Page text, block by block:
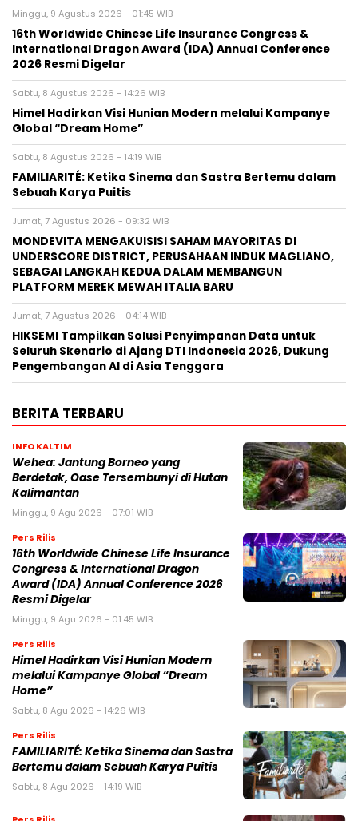
Minggu, 9 Agustus 2026 - 01:45 WIB
16th Worldwide Chinese Life Insurance Congress &
International Dragon Award (IDA) Annual Conference
2026 Resmi Digelar
Sabtu, 8 Agustus 2026 - 14:26 WIB
Himel Hadirkan Visi Hunian Modern melalui Kampanye
Global “Dream Home”
Sabtu, 8 Agustus 2026 - 14:19 WIB
FAMILIARITÉ: Ketika Sinema dan Sastra Bertemu dalam
Sebuah Karya Puitis
Jumat, 7 Agustus 2026 - 09:32 WIB
MONDEVITA MENGAKUISISI SAHAM MAYORITAS DI
UNDERSCORE DISTRICT, PERUSAHAAN INDUK MAGLIANO,
SEBAGAI LANGKAH KEDUA DALAM MEMBANGUN
PLATFORM MEREK MEWAH ITALIA BARU
Jumat, 7 Agustus 2026 - 04:14 WIB
HIKSEMI Tampilkan Solusi Penyimpanan Data untuk
Seluruh Skenario di Ajang DTI Indonesia 2026, Dukung
Pengembangan AI di Asia Tenggara
BERITA TERBARU
INFO KALTIM
Wehea: Jantung Borneo yang
Berdetak, Oase Tersembunyi di Hutan
Kalimantan
Minggu, 9 Agu 2026 - 07:01 WIB
Pers Rilis
16th Worldwide Chinese Life Insurance
Congress & International Dragon
Award (IDA) Annual Conference 2026
Resmi Digelar
Minggu, 9 Agu 2026 - 01:45 WIB
Pers Rilis
Himel Hadirkan Visi Hunian Modern
melalui Kampanye Global “Dream
Home”
Sabtu, 8 Agu 2026 - 14:26 WIB
Pers Rilis
FAMILIARITÉ: Ketika Sinema dan Sastra
Bertemu dalam Sebuah Karya Puitis
Sabtu, 8 Agu 2026 - 14:19 WIB